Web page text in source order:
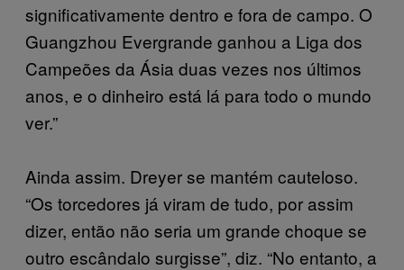
significativamente dentro e fora de campo. O
Guangzhou Evergrande ganhou a Liga dos
Campeões da Ásia duas vezes nos últimos
anos, e o dinheiro está lá para todo o mundo
ver.”
Ainda assim. Dreyer se mantém cauteloso.
“Os torcedores já viram de tudo, por assim
dizer, então não seria um grande choque se
outro escândalo surgisse”, diz. “No entanto, a